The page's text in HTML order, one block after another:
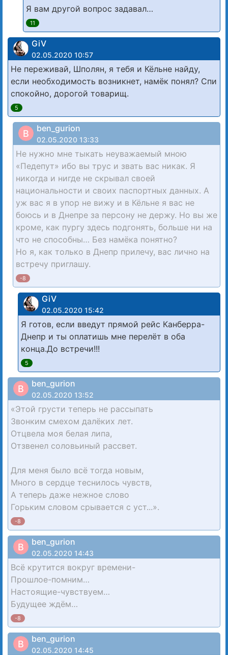
Я вам другой вопрос задавал…
11
GiV
02.05.2020 10:57
Не переживай, Шполян, я тебя и Кёльне найду,
если необходимость возникнет, намёк понял? Спи
спокойно, дорогой товарищ.
5
B ben_gurion
02.05.2020 13:33
Не нужно мне тыкать неуважаемый мною
«Педепут» ибо вы трус и звать вас никак. Я
никогда и нигде не скрывал своей
национальности и своих паспортных данных. А
уж вас я в упор не вижу и в Кёльне я вас не
боюсь и в Днепре за персону не держу. Но вы же
кроме, как пургу здесь подгонять, больше ни на
что не способны… Без намёка понятно?
Но я, как только в Днепр прилечу, вас лично на
встречу приглашу.
-8
GiV
02.05.2020 15:42
Я готов, если введут прямой рейс Канберра-
Днепр и ты оплатишь мне перелёт в оба
конца.До встречи!!!
5
B ben_gurion
02.05.2020 13:52
«Этой грусти теперь не рассыпать
Звонким смехом далёких лет.
Отцвела моя белая липа,
Отзвенел соловьиный рассвет.
Для меня было всё тогда новым,
Много в сердце теснилось чувств,
А теперь даже нежное слово
Горьким словом срывается с уст...».
-8
B ben_gurion
02.05.2020 14:43
Всё крутится вокруг времени-
Прошлое-помним…
Настоящие-чувствуем…
Будущее ждём…
-8
B ben_gurion
02.05.2020 14:45